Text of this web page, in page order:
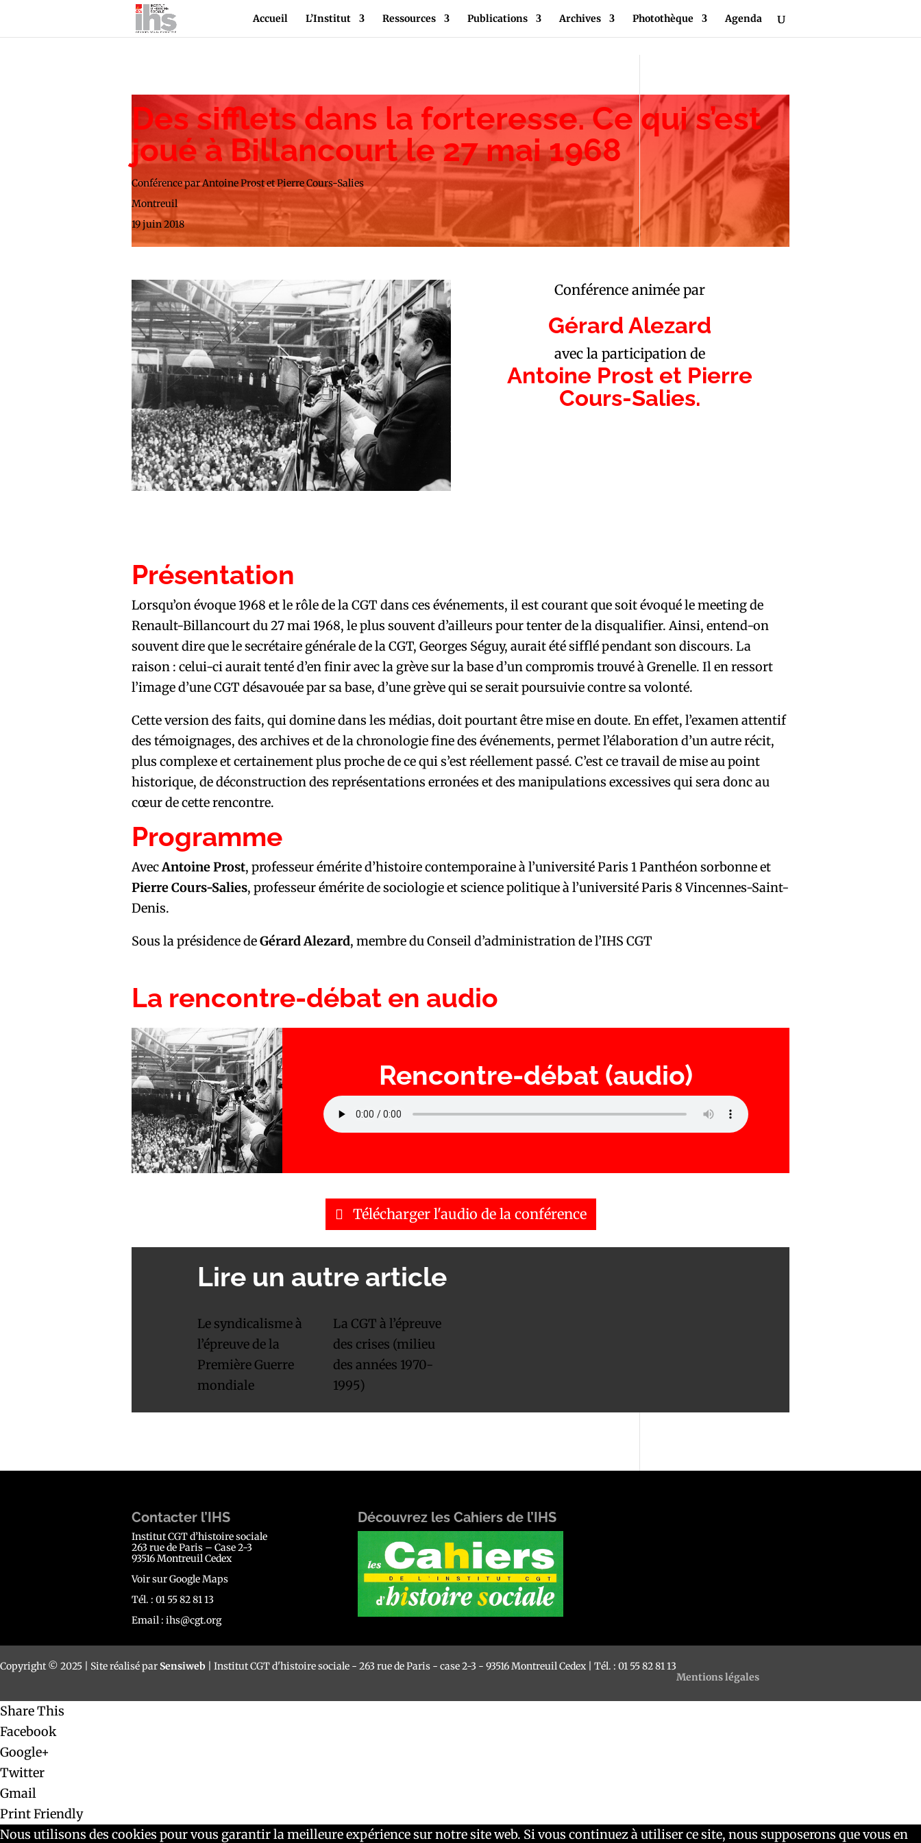
Accueil L’Institut Ressources Publications Archives Photothèque Agenda
Des sifflets dans la forteresse. Ce qui s’est
joué à Billancourt le 27 mai 1968
Conférence par Antoine Prost et Pierre Cours-Salies
Montreuil
19 juin 2018
Conférence animée par
Gérard Alezard
avec la participation de
Antoine Prost et Pierre
Cours-Salies.
Présentation
Lorsqu’on évoque 1968 et le rôle de la CGT dans ces événements, il est courant que soit évoqué le meeting de
Renault-Billancourt du 27 mai 1968, le plus souvent d’ailleurs pour tenter de la disqualifier. Ainsi, entend-on
souvent dire que le secrétaire générale de la CGT, Georges Séguy, aurait été sifflé pendant son discours. La
raison : celui-ci aurait tenté d’en finir avec la grève sur la base d’un compromis trouvé à Grenelle. Il en ressort
l’image d’une CGT désavouée par sa base, d’une grève qui se serait poursuivie contre sa volonté.
Cette version des faits, qui domine dans les médias, doit pourtant être mise en doute. En effet, l’examen attentif
des témoignages, des archives et de la chronologie fine des événements, permet l’élaboration d’un autre récit,
plus complexe et certainement plus proche de ce qui s’est réellement passé. C’est ce travail de mise au point
historique, de déconstruction des représentations erronées et des manipulations excessives qui sera donc au
cœur de cette rencontre.
Programme
AvecAntoine Prost, professeur émérite d’histoire contemporaine à l’université Paris 1 Panthéon sorbonne et
Pierre Cours-Salies, professeur émérite de sociologie et science politique à l’université Paris 8 Vincennes-Saint-
Denis.
Sous la présidence deGérard Alezard, membre du Conseil d’administration de l’IHS CGT
La rencontre-débat en audio
Rencontre-débat (audio)
Télécharger l'audio de la conférence
Lire un autre article
Le syndicalisme à
l’épreuve de la
Première Guerre
mondiale
La CGT à l’épreuve
des crises (milieu
des années 1970-
1995)
Contacter l’IHS
Institut CGT d’histoire sociale
263 rue de Paris – Case 2-3
93516 Montreuil Cedex
Voir sur Google Maps
Tél. : 01 55 82 81 13
Email : ihs@cgt.org
Découvrez les Cahiers de l’IHS
Copyright © 2025 | Site réalisé parSensiweb | Institut CGT d'histoire sociale - 263 rue de Paris - case 2-3 - 93516 Montreuil Cedex | Tél. : 01 55 82 81 13
Mentions légales
Share This
Facebook
Google+
Twitter
Gmail
Print Friendly
Nous utilisons des cookies pour vous garantir la meilleure expérience sur notre site web. Si vous continuez à utiliser ce site, nous supposerons que vous en